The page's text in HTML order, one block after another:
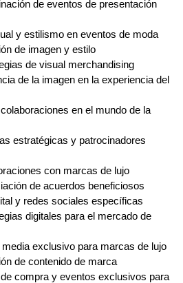
de eventos de presentación
y estilismo en eventos de moda
de imagen y estilo
de visual merchandising
de la imagen en la experiencia del
en el mundo de la
estratégicas y patrocinadores
con marcas de lujo
de acuerdos beneficiosos
y redes sociales específicas
digitales para el mercado de
exclusivo para marcas de lujo
de contenido de marca
compra y eventos exclusivos para